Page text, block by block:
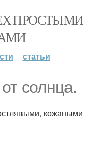
ПРОСТЫМИ
статьи
солнца.
кожаными